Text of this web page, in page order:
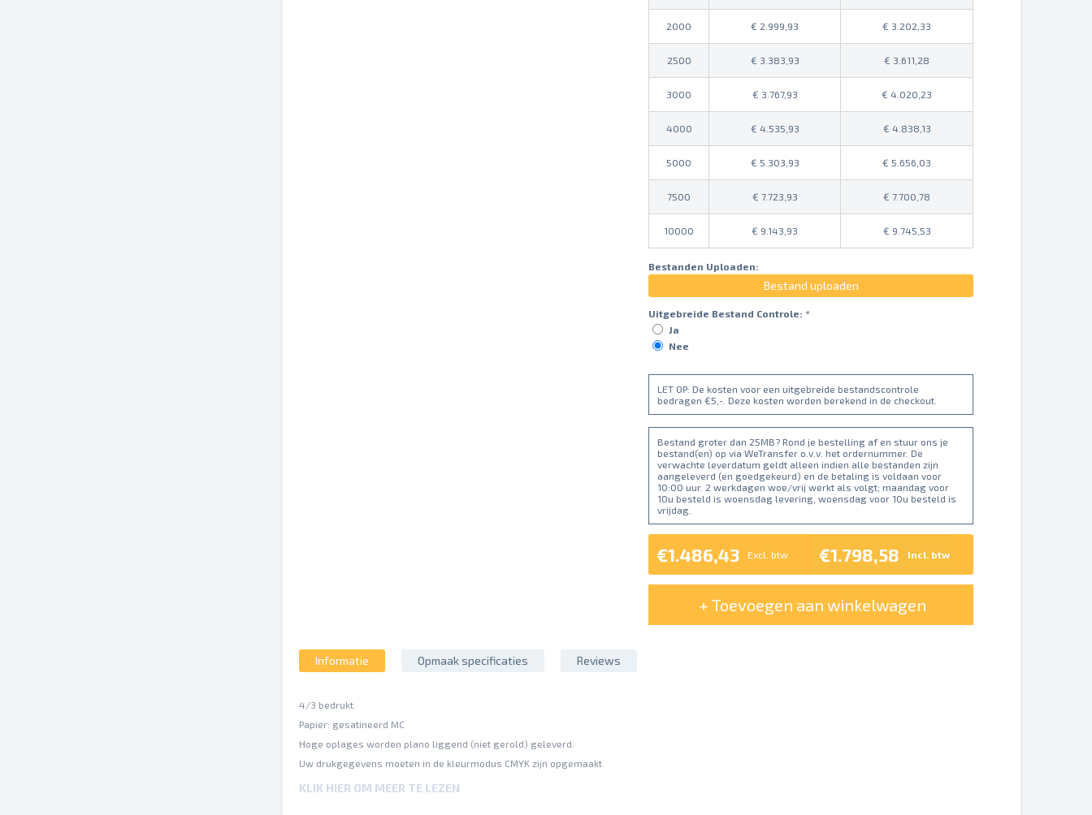
2000 2.999,93 3.202,33
2500 3.383,93 3.611,28
3000 3.767,93 4.020,23
4000 4.535,93 4.838,13
5000 5.303,93 5.656,03
7500 7.723,93 7.700,78
10000 9.143,93 9.745,53
Bestanden Uploaden:
Bestand uploaden
Uitgebreide Bestand Controle: *
Ja
Nee
LET OP: De kosten voor een uitgebreide bestandscontrole
bedragen €5,-. Deze kosten worden berekend in de checkout.
Bestand groter dan 25MB? Rond je bestelling af en stuur ons je
bestand(en) op via WeTransfer o.v.v. het ordernummer. De
verwachte leverdatum geldt alleen indien alle bestanden zijn
aangeleverd (en goedgekeurd) en de betaling is voldaan voor
10:00 uur. 2 werkdagen woe/vrij werkt als volgt; maandag voor
10u besteld is woensdag levering, woensdag voor 10u besteld is
vrijdag.
€1.486,43 Excl. btw €1.798,58 Incl. btw
+ Toevoegen aan winkelwagen
Informatie Opmaak specificaties Reviews
4/3 bedrukt.
Papier: gesatineerd MC
Hoge oplages worden plano liggend (niet gerold) geleverd.
Uw drukgegevens moeten in de kleurmodus CMYK zijn opgemaakt.
ISO Coated v2 (gebaseerd op FOGRA39).
KLIK HIER OM MEER TE LEZEN